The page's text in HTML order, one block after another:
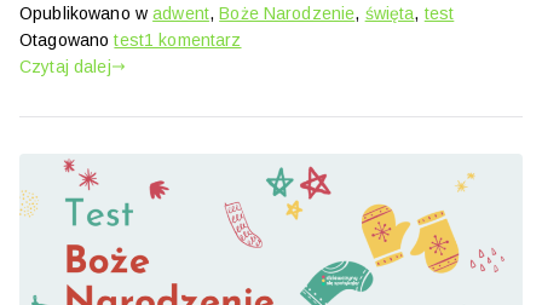
Opublikowano wadwent,Boże Narodzenie, święta, test
Otagowanotest1 komentarz
Narodzenie
Czytaj dalej